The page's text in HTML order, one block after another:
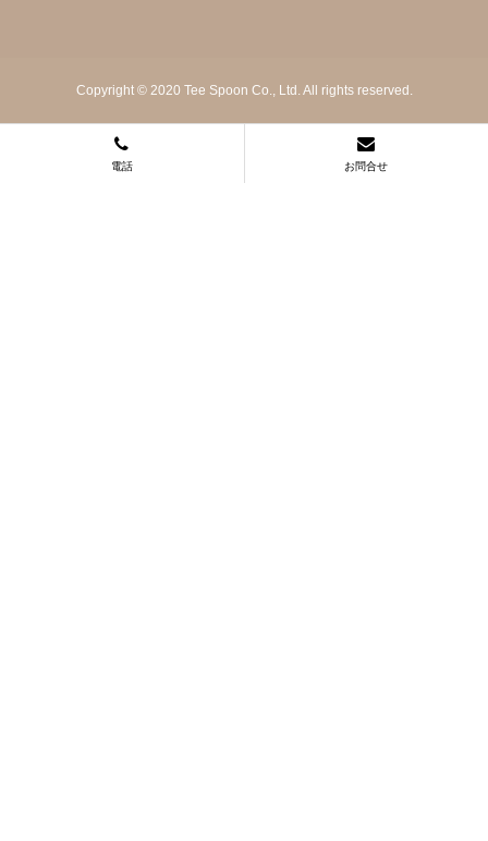
Copyright © 2020 Tee Spoon Co., Ltd. All rights reserved.
電話 お問合せ